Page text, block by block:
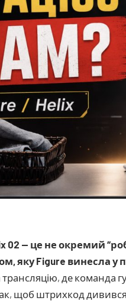
02 — це не окремий
яку Figure винесла у
де команда
щоб штрихкод